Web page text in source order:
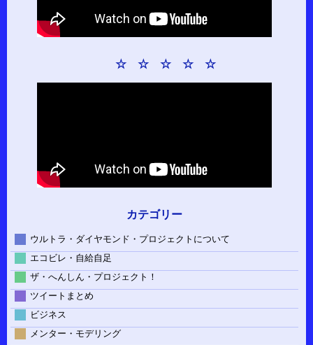
☆ ☆ ☆ ☆ ☆
カテゴリー
ウルトラ・ダイヤモンド・プロジェクトについて
エコビレ・自給自足
ザ・へんしん・プロジェクト！
ツイートまとめ
ビジネス
メンター・モデリング